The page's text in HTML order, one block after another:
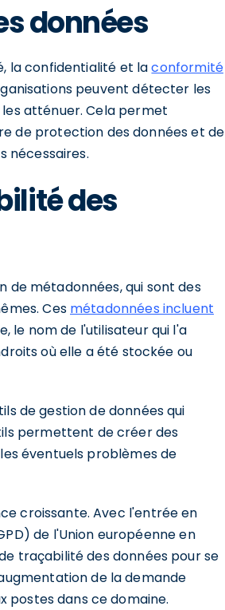
données
la confidentialité et laconformité
peuvent détecter les
atténuer. Cela permet
de protection des données et de
nécessaires.
des
de métadonnées, qui sont des
Ces métadonnées incluent
le nom de l'utilisateur qui l'a
où elle a été stockée ou
de gestion de données qui
permettent de créer des
éventuels problèmes de
croissante. Avec l'entrée en
de l'Union européenne en
traçabilité des données pour se
de la demande
postes dans ce domaine.